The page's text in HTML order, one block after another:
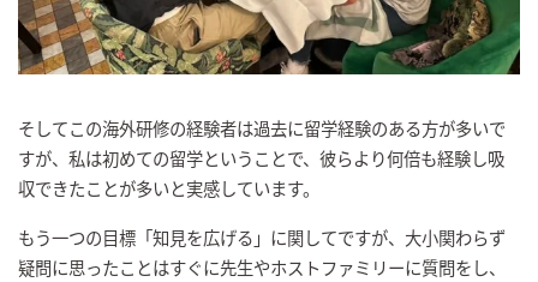
そしてこの海外研修の経験者は過去に留学経験のある方が多いで
すが、私は初めての留学ということで、彼らより何倍も経験し吸
収できたことが多いと実感しています。
もう一つの目標「知見を広げる」に関してですが、大小関わらず
疑問に思ったことはすぐに先生やホストファミリーに質問をし、